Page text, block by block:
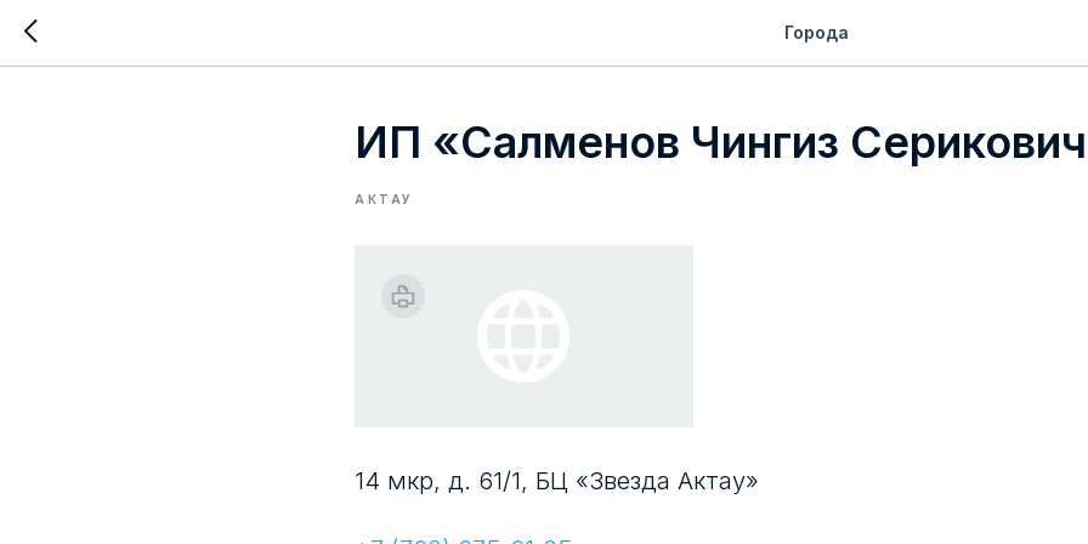
Города
ИП «Салменов Чингиз
АКТАУ
14 мкр, д. 61/1, БЦ «Звезда Актау»